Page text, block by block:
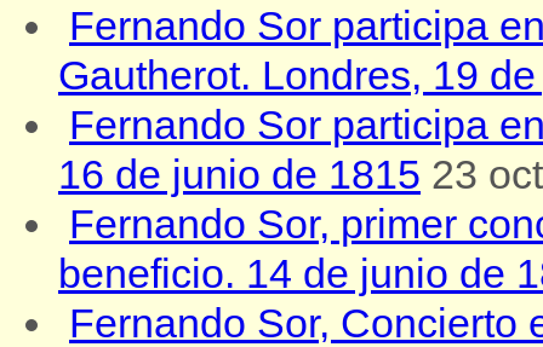
Fernando Sor participa
Gautherot. Londres, 19
Fernando Sor participa
16 de junio de 1815 23
Fernando Sor, primer
beneficio. 14 de junio de
Fernando Sor, Concierto